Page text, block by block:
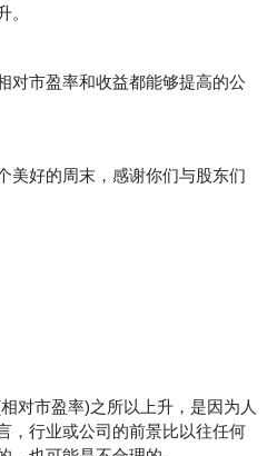
。
对市盈率和收益都能够提高的公
美好的周末，感谢你们与股东们
对市盈率)之所以上升，是因为人
，行业或公司的前景比以往任何